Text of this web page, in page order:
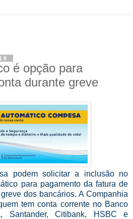
é opção para
durante greve
podem solicitar a inclusão no
para pagamento da fatura de
dos bancários. A Companhia
tem conta corrente no Banco
Santander, Citibank, HSBC e